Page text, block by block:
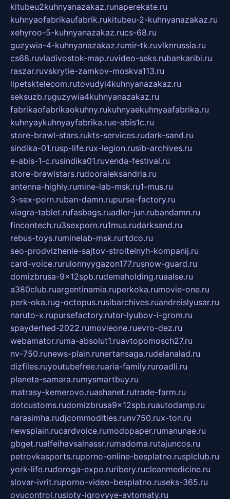
kitubeu2kuhnyanazakaz.runaperekate.ru
kuhnyaofabrikaufabrik.rukitubeu-2-kuhnyanazakaz.ru
xehyroo-5-kuhnyanazakaz.rucs-68.ru
guzywia-4-kuhnyanazakaz.rumir-tk.ruvlknrussia.ru
cs68.ruvladivostok-map.ruvideo-seks.rubankaribi.ru
raszar.ruvskrytie-zamkov-moskva113.ru
lipetsktelecom.rutovudyi4kuhnyanazakaz.ru
seksuzb.ruguzywia4kuhnyanazakaz.ru
fabrikaofabrikaokuhny.rukuhnyaekuhnyaafabrika.ru
kuhnyaykuhnyayfabrika.rue-abis1c.ru
store-brawl-stars.rukts-services.rudark-sand.ru
sindika-01.rusp-life.rux-legion.rusib-archives.ru
e-abis-1-c.rusindika01.ruvenda-festival.ru
store-brawlstars.rudooraleksandria.ru
antenna-highly.rumine-lab-msk.ru1-mus.ru
3-sex-porn.ruban-damn.rupurse-factory.ru
viagra-tablet.rufasbags.ruadler-jun.rubandamn.ru
fincontech.ru3sexporn.ru1mus.rudarksand.ru
rebus-toys.ruminelab-msk.rurtdco.ru
seo-prodvizhenie-sajtov-stroitelnyh-kompanij.ru
card-voice.rurulonnyygazon177.rusnow-guard.ru
domizbrusa-9x12spb.rudemaholding.ruaalse.ru
a380club.ruargentinamia.ruperkoka.rumovie-one.ru
perk-oka.rug-octopus.rusibarchives.ruandreislyusar.ru
naruto-x.rupursefactory.rutor-lyubov-i-grom.ru
spayderhed-2022.rumovieone.ruevro-dez.ru
webamator.ruma-absolut1.ruavtopomosch27.ru
nv-750.runews-plain.runertansaga.rudelanalad.ru
dizfiles.ruyoutubefree.ruaria-family.ruroadli.ru
planeta-samara.rumysmartbuy.ru
matrasy-kemerovo.ruashanet.rutrade-farm.ru
dotcustoms.rudomizbrusa9x12spb.ruautodamp.ru
narasimha.rudjcommodities.runv750.rux-ton.ru
newsplain.rucardvoice.rumodopaper.rumanunae.ru
gbget.rualfeihavsalnassr.rumadoma.rutajuncos.ru
petrovkasports.ruporno-online-besplatno.rusplclub.ru
york-life.rudoroga-expo.ruribery.rucleanmedicine.ru
slovar-ivrit.ruporno-video-besplatno.ruseks-365.ru
ovucontrol.rusloty-igrovyye-avtomaty.ru